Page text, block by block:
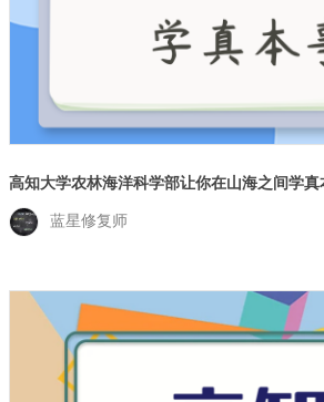
高知大学农林海洋科学部让你在山海之间学真
蓝星修复师